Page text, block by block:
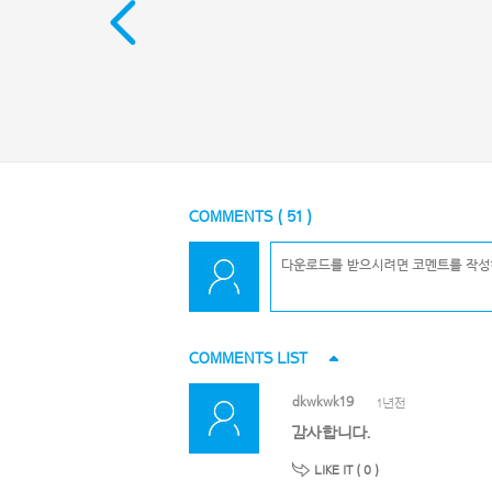
COMMENTS ( 51 )
COMMENTS LIST
dkwkwk19 1년전
감사합니다.
LIKE IT ( 0 )